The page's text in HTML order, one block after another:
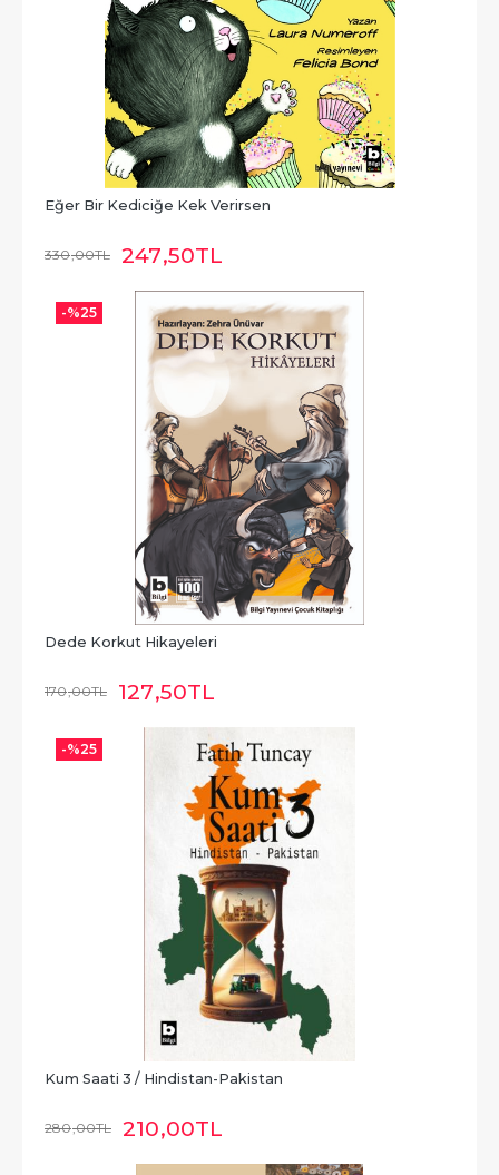
Eğer Bir Kediciğe Kek Verirsen
330,00TL 247,50TL
-%25
Dede Korkut Hikayeleri
170,00TL 127,50TL
-%25
Kum Saati 3 / Hindistan-Pakistan
280,00TL 210,00TL